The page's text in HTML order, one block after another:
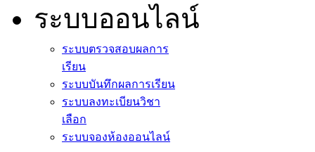
ระบบออนไลน์
ระบบตรวจสอบผลการ
เรียน
ระบบบันทึกผลการเรียน
ระบบลงทะเบียนวิชา
เลือก
ระบบจองห้องออนไลน์